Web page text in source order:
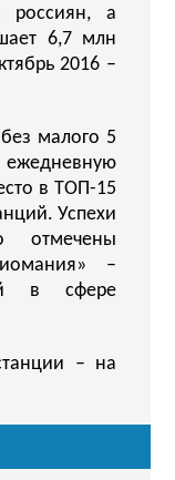
россиян, а
6,7 млн
2016 –
малого 5
в ТОП-15
Успехи
отмечены
–
в сфере
– на